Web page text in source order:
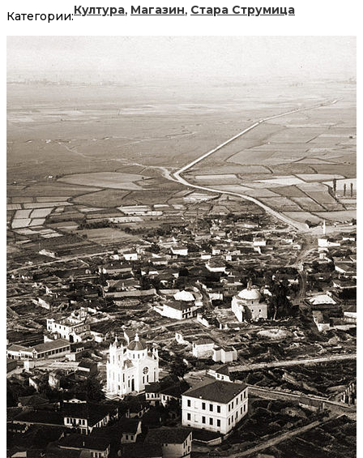
Категории:Култура, Магазин, Стара Струмица